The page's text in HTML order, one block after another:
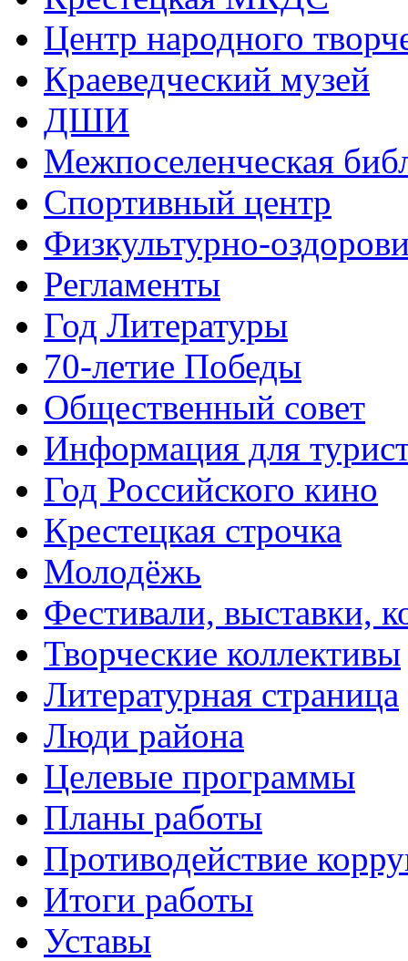
Центр народного
Краеведческий музей
ДШИ
Межпоселенческая
Спортивный центр
Физкультурно-
Регламенты
Год Литературы
70-летие Победы
Общественный совет
Информация для
Год Российского кино
Крестецкая строчка
Молодёжь
Фестивали, выставки,
Творческие коллективы
Литературная страница
Люди района
Целевые программы
Планы работы
Противодействие
Итоги работы
Уставы